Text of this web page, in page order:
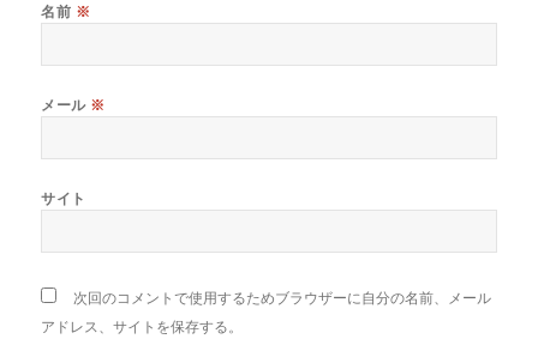
名前 ※
メール ※
サイト
次回のコメントで使用するためブラウザーに自分の名前、メール
アドレス、サイトを保存する。